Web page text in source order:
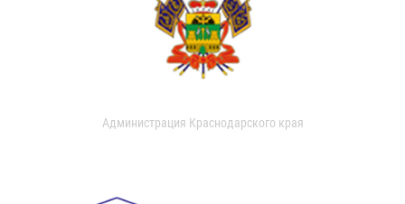
Администрация Краснодарского края